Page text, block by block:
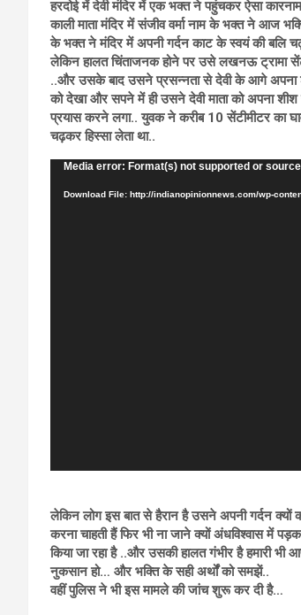
हरदोई में देवी मंदिर में एक भक्त ने पहुंचकर ऐसा
काली माता मंदिर में संजीव वर्मा नाम के भक्त ने आज
के भक्त ने मंदिर में अपनी गर्दन काट के स्वयं की बलि
लेकिन हालत चिंताजनक होने पर उसे लखनऊ ट्रामा
..और उसके बाद उसने प्रसन्नता से देवी के आगे अपना
को देखा और सपने में ही उसने देवी माता को अपना
प्रयास करने लगा.. युवक ने करीब 10 सेंटीमीटर का
चढ़कर हिस्सा लेता था..
Video
Media error: Format(s) not supported or
Download File: http://indianopinionnews.com/wp-
लेकिन लोग इस बात से हैरान है उसने अपनी गर्दन क्यों
करना चाहती हैं फिर भी ना जाने क्यों अंधविश्वास
किया जा रहा है ..और उसकी हालत गंभीर है हमारी
नुकसान हो… और भक्ति के सही अर्थों को समझें..
वहीं पुलिस ने भी इस मामले की जांच शुरू कर दी है…